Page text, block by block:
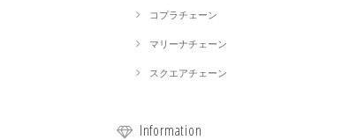
コプラチェーン
マリーナチェーン
スクエアチェーン
Information